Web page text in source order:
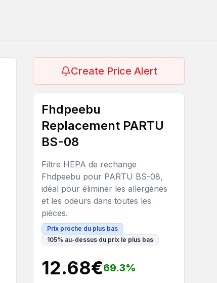
Create Price Alert
Fhdpeebu
Replacement PARTU
BS-08
Filtre HEPA de rechange
Fhdpeebu pour PARTU BS-08,
idéal pour éliminer les allergènes
et les odeurs dans toutes les
pièces.
Prix proche du plus bas
105% au-dessus du prix le plus bas
12.68€69.3%